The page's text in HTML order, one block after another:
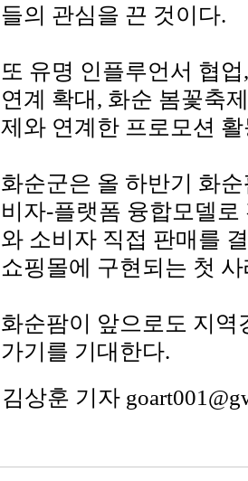
들의 관심을 끈 것이다.
또 유명 인플루언서 협
연계 확대, 화순 봄꽃축
제와 연계한 프로모션
화순군은 올 하반기 화
비자-플랫폼 융합모델
와 소비자 직접 판매를
쇼핑몰에 구현되는 첫
화순팜이 앞으로도 지역
가기를 기대한다.
김상훈 기자